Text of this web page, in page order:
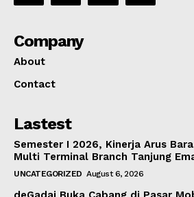
Company
About
Contact
Lastest
Semester I 2026, Kinerja Arus
Multi Terminal Branch Tanjung
UNCATEGORIZED August 6, 2026